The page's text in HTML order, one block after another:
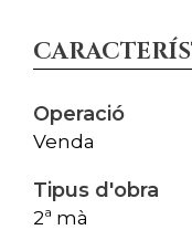
Operació
Venda
Tipus d'obra
2ª mà